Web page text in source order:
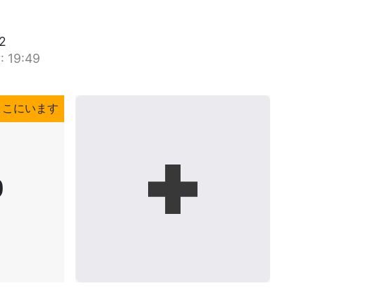
: 19:49
にいます